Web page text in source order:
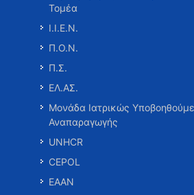
Τομέα
Ι.Ι.Ε.Ν.
Π.Ο.Ν.
Π.Σ.
ΕΛ.ΑΣ.
Μονάδα Ιατρικώς
Αναπαραγωγής
UNHCR
CEPOL
ΕΑΑΝ